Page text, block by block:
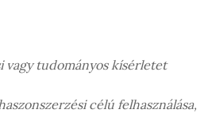
vagy tudományos kísérletet
célú felhasználása,